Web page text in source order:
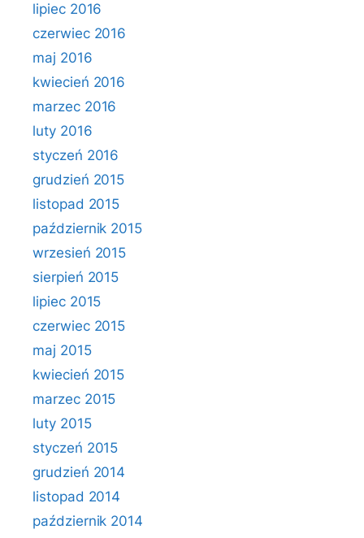
lipiec 2016
czerwiec 2016
maj 2016
kwiecień 2016
marzec 2016
luty 2016
styczeń 2016
grudzień 2015
listopad 2015
październik 2015
wrzesień 2015
sierpień 2015
lipiec 2015
czerwiec 2015
maj 2015
kwiecień 2015
marzec 2015
luty 2015
styczeń 2015
grudzień 2014
listopad 2014
październik 2014